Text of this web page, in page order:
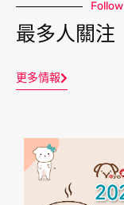
Follow
最多人關注
更多情報